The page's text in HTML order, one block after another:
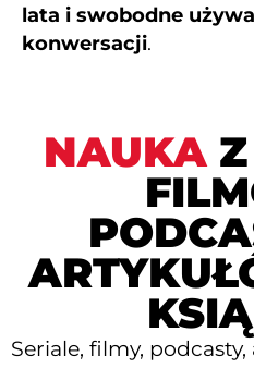
lata i swobodne
konwersacji.
NAUKAZ
Seriale, filmy,